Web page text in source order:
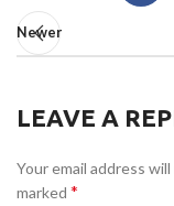
Newer
LEAVE A
Your email address
marked *